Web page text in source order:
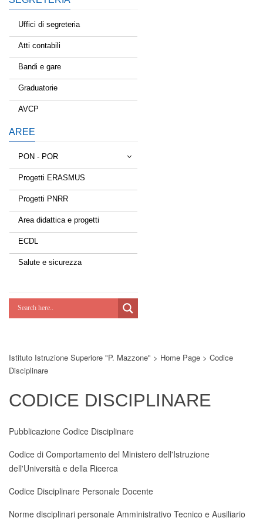
Uffici di segreteria
Atti contabili
Bandi e gare
Graduatorie
AVCP
AREE
PON - POR
Tessere la rete
Estate a scuola
Scuola d'estate
Lab Green
Potenziamoci
Progetti ERASMUS
Progetti PNRR
Area didattica e progetti
ECDL
Salute e sicurezza
Istituto Istruzione Superiore "P. Mazzone" > Home Page > Codice
Disciplinare
CODICE DISCIPLINARE
Pubblicazione Codice Disciplinare
Codice di Comportamento del Ministero dell'Istruzione
dell'Università e della Ricerca
Codice Disciplinare Personale Docente
Norme disciplinari personale Amministrativo Tecnico e Ausiliario